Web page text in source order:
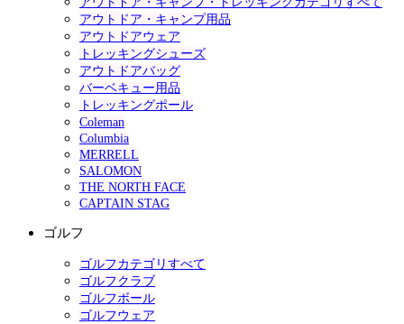
アウトドア・キャンプ用品
アウトドアウェア
トレッキングシューズ
アウトドアバッグ
バーベキュー用品
トレッキングポール
Coleman
Columbia
MERRELL
SALOMON
THE NORTH FACE
CAPTAIN STAG
ゴルフ
ゴルフカテゴリすべて
ゴルフクラブ
ゴルフボール
ゴルフウェア